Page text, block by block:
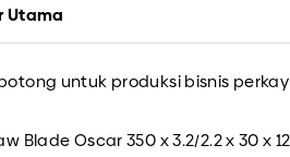
Kadur
Utama
untuk produksi bisnis
Blade Oscar 350 x 3.2/2.2 x 30 x